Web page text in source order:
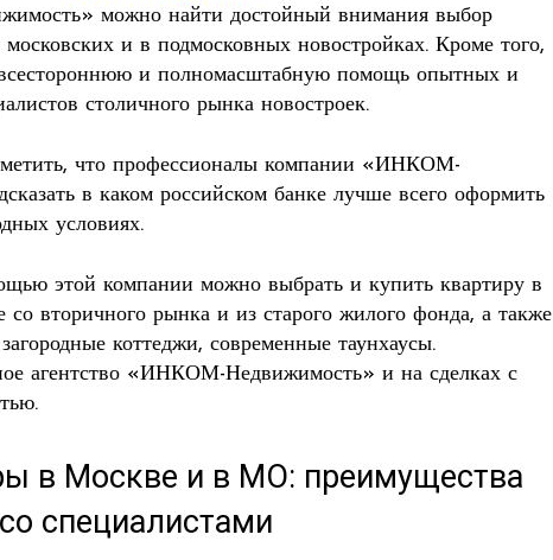
можно найти достойный внимания выбор
и в подмосковных новостройках. Кроме того,
и полномасштабную помощь опытных и
столичного рынка новостроек.
что профессионалы компании «ИНКОМ-
в каком российском банке лучше всего оформить
условиях.
этой компании можно выбрать и купить квартиру в
вторичного рынка и из старого жилого фонда, а также
коттеджи, современные таунхаусы.
агентство «ИНКОМ-Недвижимость» и на сделках с
в Москве и в МО: преимущества
специалистами